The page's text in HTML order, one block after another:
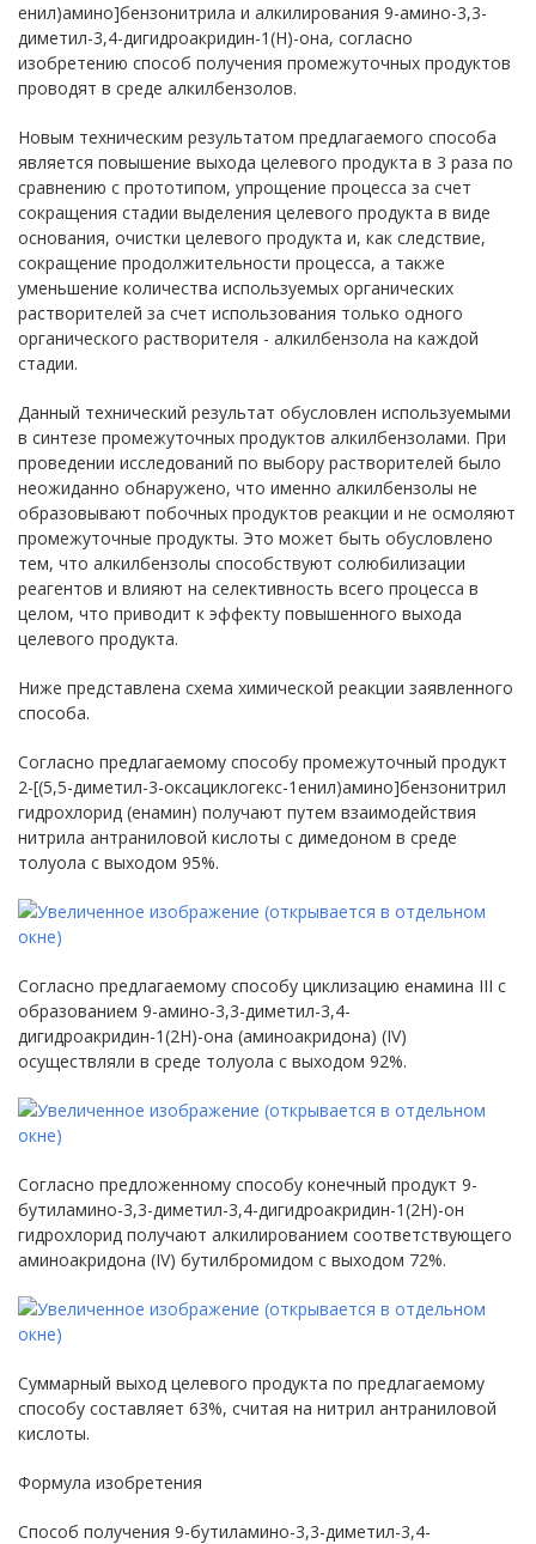
енил)амино]бензонитрила и алкилирования 9-амино-3,3-
диметил-3,4-дигидроакридин-1(Н)-она, согласно
изобретению способ получения промежуточных продуктов
проводят в среде алкилбензолов.
Новым техническим результатом предлагаемого способа
является повышение выхода целевого продукта в 3 раза по
сравнению с прототипом, упрощение процесса за счет
сокращения стадии выделения целевого продукта в виде
основания, очистки целевого продукта и, как следствие,
сокращение продолжительности процесса, а также
уменьшение количества используемых органических
растворителей за счет использования только одного
органического растворителя - алкилбензола на каждой
стадии.
Данный технический результат обусловлен используемыми
в синтезе промежуточных продуктов алкилбензолами. При
проведении исследований по выбору растворителей было
неожиданно обнаружено, что именно алкилбензолы не
образовывают побочных продуктов реакции и не осмоляют
промежуточные продукты. Это может быть обусловлено
тем, что алкилбензолы способствуют солюбилизации
реагентов и влияют на селективность всего процесса в
целом, что приводит к эффекту повышенного выхода
целевого продукта.
Ниже представлена схема химической реакции заявленного
способа.
Согласно предлагаемому способу промежуточный продукт
2-[(5,5-диметил-3-оксациклогекс-1енил)амино]бензонитрил
гидрохлорид (енамин) получают путем взаимодействия
нитрила антраниловой кислоты с димедоном в среде
толуола с выходом 95%.
Согласно предлагаемому способу циклизацию енамина III с
образованием 9-амино-3,3-диметил-3,4-
дигидроакридин-1(2Н)-она (аминоакридона) (IV)
осуществляли в среде толуола с выходом 92%.
Согласно предложенному способу конечный продукт 9-
бутиламино-3,3-диметил-3,4-дигидроакридин-1(2Н)-он
гидрохлорид получают алкилированием соответствующего
аминоакридона (IV) бутилбромидом с выходом 72%.
Суммарный выход целевого продукта по предлагаемому
способу составляет 63%, считая на нитрил антраниловой
кислоты.
Формула изобретения
Способ получения 9-бутиламино-3,3-диметил-3,4-